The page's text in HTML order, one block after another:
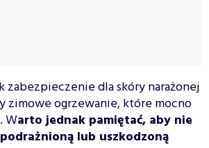
zabezpieczenie dla skóry narażonej
zimowe ogrzewanie, które mocno
Warto jednak pamiętać, aby nie
lub uszkodzoną